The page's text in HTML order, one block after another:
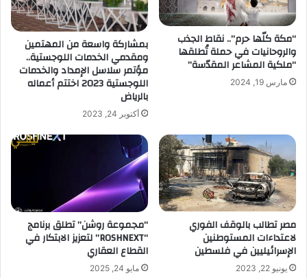
“مكة كلّها حرم”.. نقاط الجذب
والروحانيات في حملة تُطلقها
“ملكية المشاعر المقدّسة”
مارس 19, 2024
بمشاركة واسعة من المهتمين
ومقدمي الخدمات اللوجستية..
مؤتمر سلاسل الإمداد والخدمات
اللوجستية 2023 اختتم أعماله
بالرياض
أكتوبر 24, 2023
مصر تطالب بالوقف الفوري
لاعتداءات المستوطنين
الإسرائيليين في فلسطين
يونيو 22, 2023
“مجموعة روشن” تطلق برنامج
“ROSHNEXT” لتعزيز الابتكار في
القطاع العقاري
مايو 24, 2025